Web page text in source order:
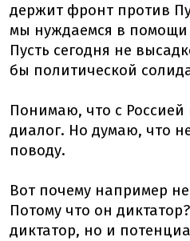
держит фронт против
мы нуждаемся в
Пусть сегодня не
бы политической
Понимаю, что с Россией
диалог. Но думаю, что
поводу.
Вот почему например
Потому что он
диктатор, но и